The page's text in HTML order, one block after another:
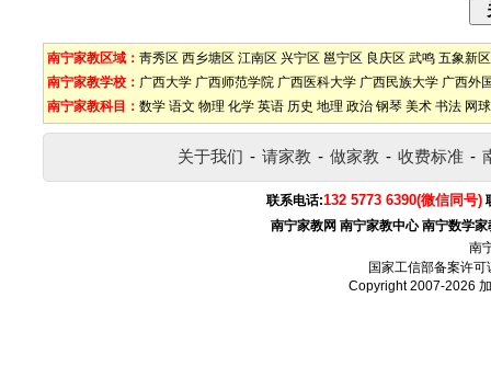
南宁家教区域： 靑秀区 西乡塘区 江南区 兴宁区 邕宁区 良庆区 武鸣 五象新区
南宁家教学校： 广西大学 广西师范学院 广西医科大学 广西民族大学 广西外
南宁家教科目： 数学 语文 物理 化学 英语 历史 地理 政治 钢琴 美术 书法 网球
关于我们 - 请家教 - 做家教 - 收费标准 -
联系电话:132 5773 6390(微信同号)
南宁家教网 南宁家教中心 南宁数学家
南
国家工信部备案许可
Copyright 2007-2026